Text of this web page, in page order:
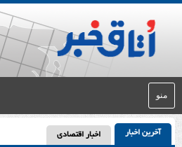
اخبار اقتصادی